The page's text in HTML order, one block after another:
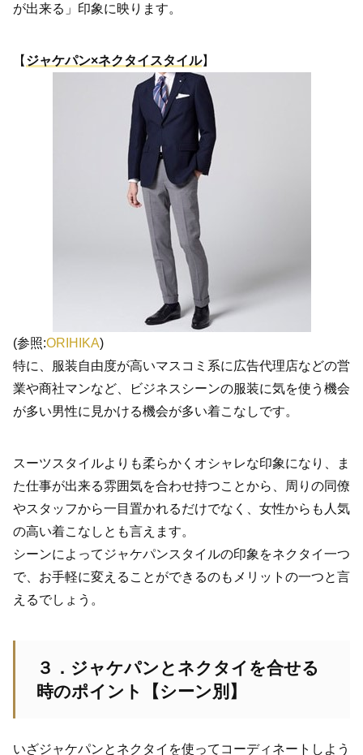
が出来る」印象に映ります。
【 ジャケパン×ネクタイスタイル】
(参照:ORIHIKA)
特に、服装自由度が高いマスコミ系に広告代理店などの営
業や商社マンなど、ビジネスシーンの服装に気を使う機会
が多い男性に見かける機会が多い着こなしです。
スーツスタイルよりも柔らかくオシャレな印象になり、ま
た仕事が出来る雰囲気を合わせ持つことから、周りの同僚
やスタッフから一目置かれるだけでなく、女性からも人気
の高い着こなしとも言えます。
シーンによってジャケパンスタイルの印象をネクタイ一つ
で、お手軽に変えることができるのもメリットの一つと言
えるでしょう。
３．ジャケパンとネクタイを合せる
時のポイント【シーン別】
いざジャケパンとネクタイを使ってコーディネートしよう